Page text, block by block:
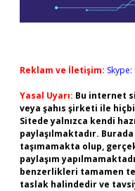
Reklam ve İletişim:
Yasal Uyarı: Bu internet
veya şahıs şirketi ile
Sitede yalnızca kendi
paylaşılmaktadır.
taşımamakta olup,
paylaşım
benzerlikleri tamamen
taslak halindedir ve